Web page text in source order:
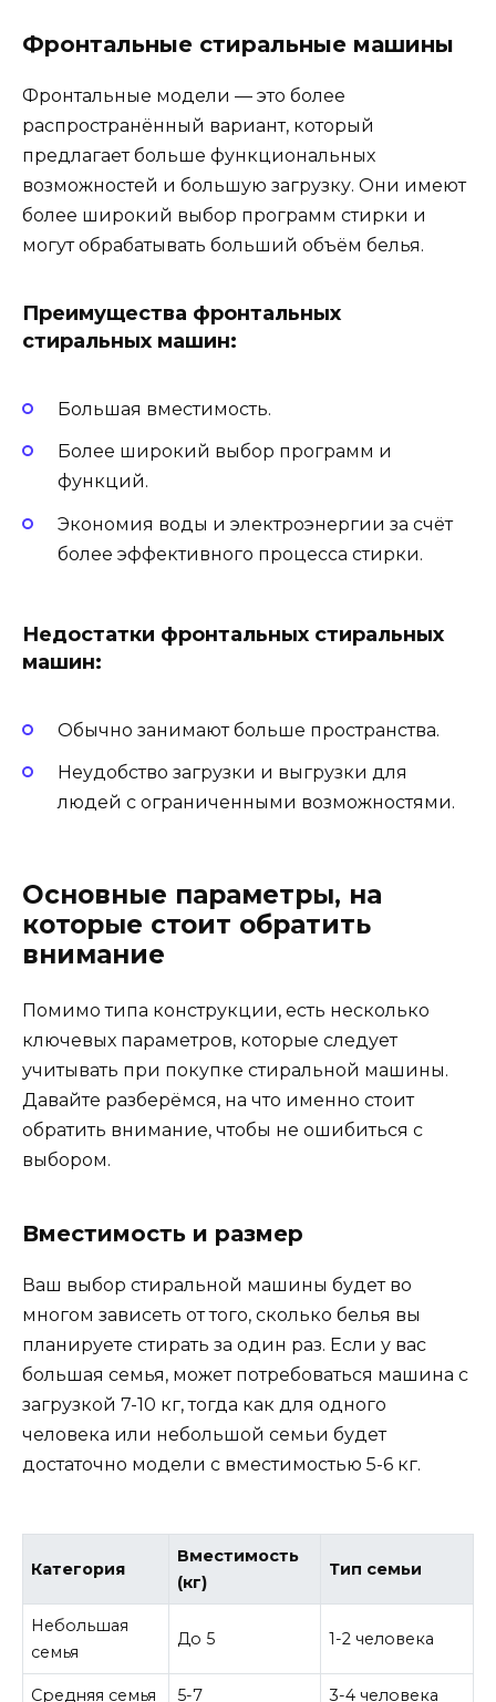
Фронтальные стиральные машины
Фронтальные модели — это более
распространённый вариант, который
предлагает больше функциональных
возможностей и большую загрузку. Они имеют
более широкий выбор программ стирки и
могут обрабатывать больший объём белья.
Преимущества фронтальных
стиральных машин:
Большая вместимость.
Более широкий выбор программ и
функций.
Экономия воды и электроэнергии за счёт
более эффективного процесса стирки.
Недостатки фронтальных стиральных
машин:
Обычно занимают больше пространства.
Неудобство загрузки и выгрузки для
людей с ограниченными возможностями.
Основные параметры, на
которые стоит обратить
внимание
Помимо типа конструкции, есть несколько
ключевых параметров, которые следует
учитывать при покупке стиральной машины.
Давайте разберёмся, на что именно стоит
обратить внимание, чтобы не ошибиться с
выбором.
Вместимость и размер
Ваш выбор стиральной машины будет во
многом зависеть от того, сколько белья вы
планируете стирать за один раз. Если у вас
большая семья, может потребоваться машина с
загрузкой 7-10 кг, тогда как для одного
человека или небольшой семьи будет
достаточно модели с вместимостью 5-6 кг.
Категория
Вместимость
(кг)
Тип семьи
Небольшая
семья
До 5 1-2 человека
Средняя семья 5-7 3-4 человека